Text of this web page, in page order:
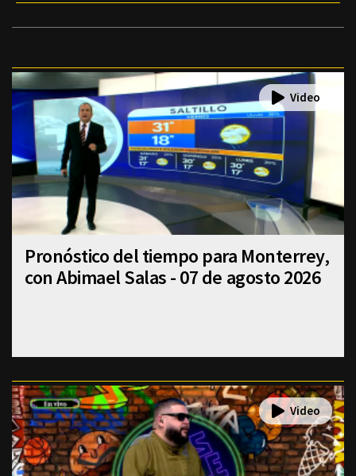
Pronóstico del tiempo para Monterrey,
con Abimael Salas - 07 de agosto 2026